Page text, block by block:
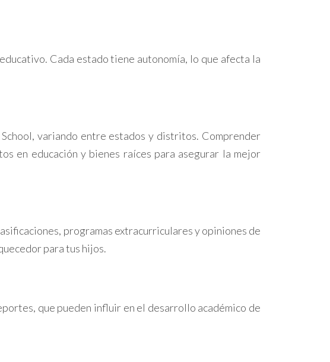
Cada estado tiene autonomía, lo que afecta la
variando entre estados y distritos. Comprender
en educación y bienes raíces para asegurar la mejor
programas extracurriculares y opiniones de
para tus hijos.
que pueden influir en el desarrollo académico de